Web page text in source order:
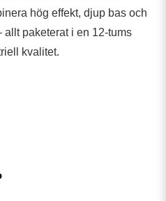
hög effekt, djup bas och
paketerat i en 12-tums
kvalitet.